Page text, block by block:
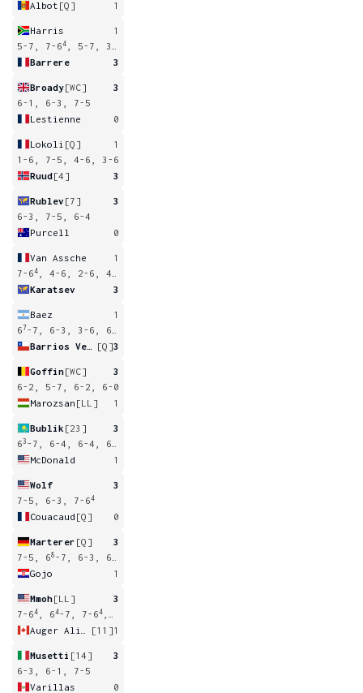
Albot [Q] 1
Harris
1
5-7, 7-64
, 5-7, 3-6
Barrere
3
Broady[WC]
3
6-1, 6-3, 7-5
Lestienne
0
Lokoli [Q]
1
1-6, 7-5, 4-6, 3-6
Ruud[4] 3
Rublev [7]
3
6-3, 7-5, 6-4
Purcell
0
Van Assche
1
7-64
, 4-6, 2-6, 4-6
Karatsev
3
Baez
1
67-7, 6-3, 3-6, 6
[Q]3
Goffin[WC]
3
6-2, 5-7, 6-2, 6-0
Marozsan [LL] 1
Bublik [23]
3
63 -7, 6-4, 6-4, 6-4
McDonald
1
Wolf
3
7-5, 6-3, 7-64
Couacaud [Q] 0
Marterer [Q]
3
7-5, 68 -7, 6-3, 6-4
Gojo
1
Mmoh[LL]
3
7-64 , 64-7, 7-64
[11]1
Musetti [14]
3
6-3, 6-1, 7-5
Varillas
0